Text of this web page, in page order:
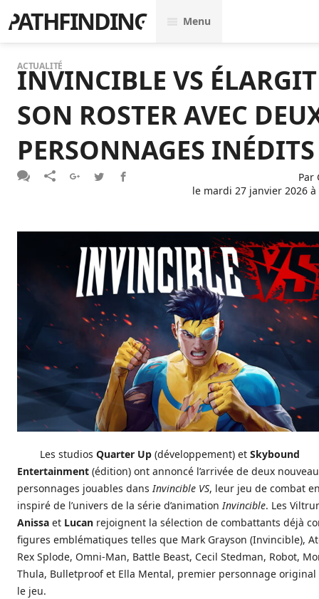
PATHFINDING Menu
ACTUALITÉ
INVINCIBLE VS ÉLARGIT
SON ROSTER AVEC
PERSONNAGES INÉDITS
Par
le mardi 27 janvier 2026 à
Les studios Quarter Up (développement) et Skybound
Entertainment (édition) ont annoncé l’arrivée de deux
personnages jouables dansInvincible VS, leur jeu de combat
inspiré de l’univers de la série d’animationInvincible. Les
Anissa et Lucan rejoignent la sélection de combattants déjà
figures emblématiques telles que Mark Grayson (Invincible),
Rex Splode, Omni-Man, Battle Beast, Cecil Stedman, Robot,
Thula, Bulletproof et Ella Mental, premier personnage
le jeu.